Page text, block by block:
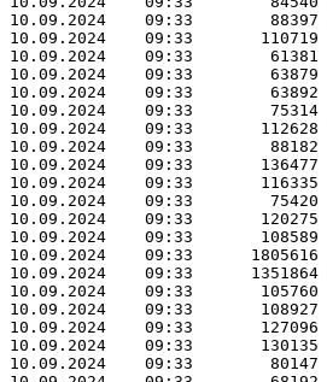
10.09.2024    09:33        88397
10.09.2024    09:33       110719
10.09.2024    09:33        61381
10.09.2024    09:33        63879
10.09.2024    09:33        63892
10.09.2024    09:33        75314
10.09.2024    09:33       112628
10.09.2024    09:33        88182
10.09.2024    09:33       136477
10.09.2024    09:33       116335
10.09.2024    09:33        75420
10.09.2024    09:33       120275
10.09.2024    09:33       108589
10.09.2024    09:33      1805616
10.09.2024    09:33      1351864
10.09.2024    09:33       105760
10.09.2024    09:33       108927
10.09.2024    09:33       127096
10.09.2024    09:33       130135
10.09.2024    09:33        80147